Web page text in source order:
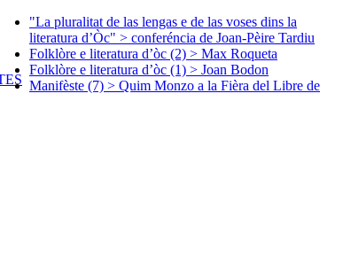
"La pluralitat de las lengas e de las voses dins la
literatura d’Òc" > conferéncia de Joan-Pèire Tardiu
Folklòre e literatura d’òc (2) > Max Roqueta
Folklòre e literatura d’òc (1) > Joan Bodon
Manifèste (7) > Quim Monzo a la Fièra del Libre de